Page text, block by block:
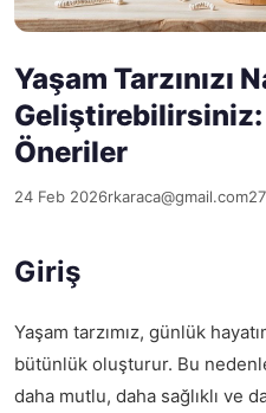
Yaşam Tarzınızı
Geliştirebilirsiniz:
Öneriler
24 Feb 2026rkaraca@gmail.com
Giriş
Yaşam tarzımız, günlük
bütünlük oluşturur. Bu
daha mutlu, daha sağlıklı ve